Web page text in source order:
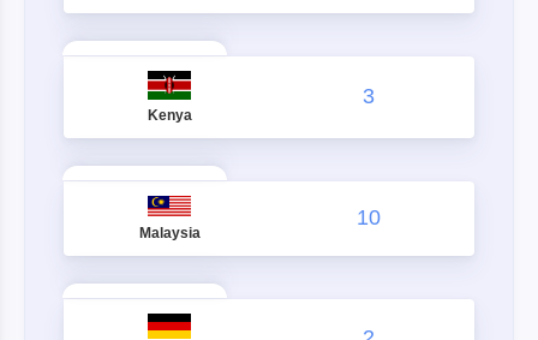
Kenya
3
Malaysia
10